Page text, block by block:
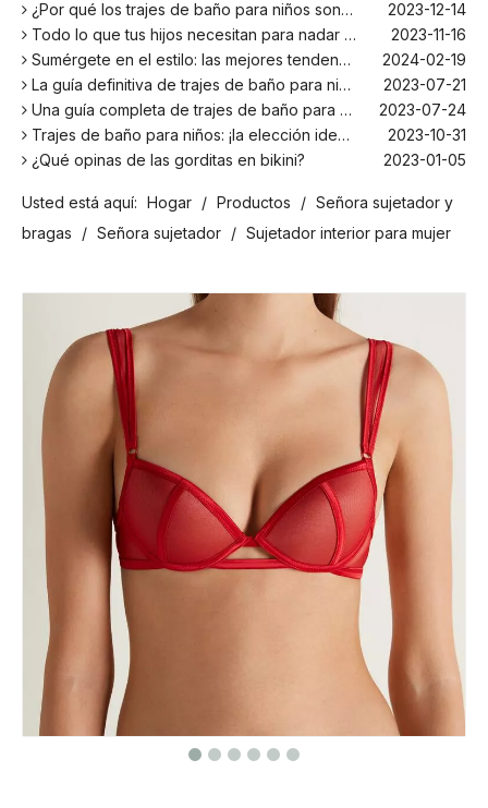
¿Por qué los trajes de baño para niños son más cómodos con elastano?
2023-12-14
Todo lo que tus hijos necesitan para nadar este verano
2023-11-16
Sumérgete en el estilo: las mejores tendencias en trajes de baño para niños de la temporada
2024-02-19
La guía definitiva de trajes de baño para niños: comodidad, diseño y seguridad
2023-07-21
Una guía completa de trajes de baño para niños: comodidad, estilo y seguridad para divertirse bajo el sol
2023-07-24
Trajes de baño para niños: ¡la elección ideal para tus hijos!
2023-10-31
¿Qué opinas de las gorditas en bikini?
2023-01-05
¡El principal fabricante de trajes de baño en Bali!
2024-02-22
¡Date un chapuzón con los trajes de baño para niños más populares de la temporada!
2024-02-02
¿Por qué los trajes de baño para niños son más cómodos con elastano?
Todo lo que tus hijos necesitan para nadar este verano
Sumérgete en el estilo: las mejores tendencias en trajes de baño para niños de la temporada
2024-02-19
La guía definitiva de trajes de baño para niños: comodidad, diseño y seguridad
2023-07-21
Una guía completa de trajes de baño para niños: comodidad, estilo y seguridad para divertirse bajo el sol
2023-07-24
Usted está aquí: Hogar / Productos / Señora sujetador y
bragas
/ Señora sujetador / Sujetador interior para mujer